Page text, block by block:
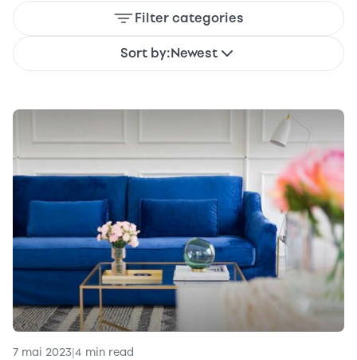
Filter categories
Sort by:Newest
7 mai 2023|4 min read